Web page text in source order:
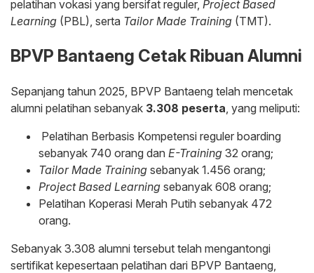
pelatihan vokasi yang bersifat reguler, Project Based
Learning (PBL), serta Tailor Made Training (TMT).
BPVP Bantaeng Cetak Ribuan Alumni
Sepanjang tahun 2025, BPVP Bantaeng telah mencetak
alumni pelatihan sebanyak 3.308 peserta , yang meliputi:
Pelatihan Berbasis Kompetensi reguler boarding
sebanyak 740 orang dan E-Training 32 orang;
Tailor Made Training sebanyak 1.456 orang;
Project Based Learning sebanyak 608 orang;
Pelatihan Koperasi Merah Putih sebanyak 472
orang.
Sebanyak 3.308 alumni tersebut telah mengantongi
sertifikat kepesertaan pelatihan dari BPVP Bantaeng,